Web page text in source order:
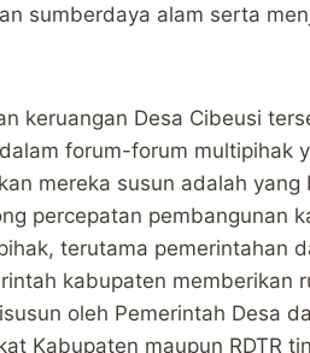
sumberdaya alam serta
keruangan Desa Cibeusi
forum-forum multipihak
mereka susun adalah
percepatan pembangunan
terutama pemerintahan
kabupaten memberikan
oleh Pemerintah Desa
Kabupaten maupun RDTR